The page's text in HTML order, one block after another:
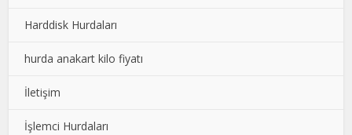
Harddisk Hurdaları
hurda anakart kilo fiyatı
İletişim
İşlemci Hurdaları